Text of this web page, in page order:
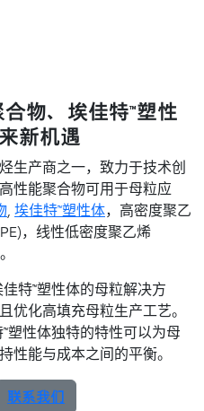
物、埃佳特™塑性
新机遇
生产商之一，致力于技术创
性能聚合物可用于母粒应
, 埃佳特™塑性体，高密度聚乙
，线性低密度聚乙烯
特™塑性体的母粒解决方
优化高填充母粒生产工艺。
塑性体独特的特性可以为母
性能与成本之间的平衡。
联系我们